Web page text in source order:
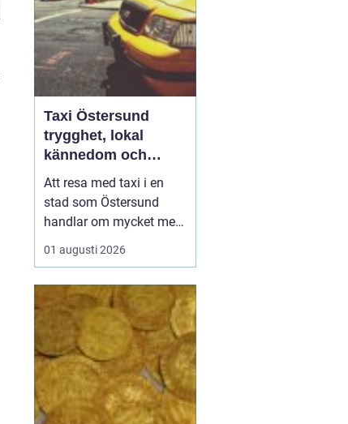
planerar ett byg...
Taxi Östersund
trygghet, lokal
kännedom och
smidiga resor året
runt
Att resa med taxi i en
stad som Östersund
handlar om mycket mer
än att bara ta sig från
punkt A till punkt B.
lokalkännedom och
tillgänglighet spelar stor
roll, särskilt i en region
där vintern är lång, snön
ligger djup och
avstånden i...
01 augusti 2026